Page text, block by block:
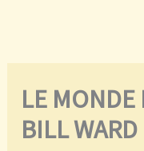
contenu
LE MONDE
BILL WARD